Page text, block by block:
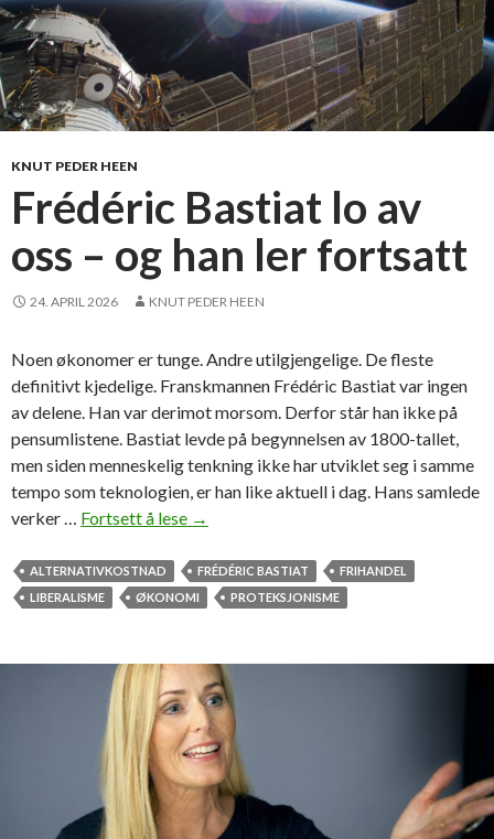
KNUT PEDER HEEN
Frédéric Bastiat lo av
oss – og han ler fortsatt
24. APRIL 2026 KNUT PEDER HEEN
Noen økonomer er tunge. Andre utilgjengelige. De fleste
definitivt kjedelige. Franskmannen Frédéric Bastiat var ingen
av delene. Han var derimot morsom. Derfor står han ikke på
pensumlistene. Bastiat levde på begynnelsen av 1800-tallet,
men siden menneskelig tenkning ikke har utviklet seg i samme
tempo som teknologien, er han like aktuell i dag. Hans samlede
verker … Fortsett å lese F
é
d
c
B
a
s
→
ALTERNATIVKOSTNAD FRÉDÉRIC BASTIAT
FRIHANDEL
LIBERALISME
ØKONOMI PROTEKSJONISME